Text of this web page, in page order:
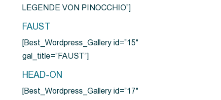
LEGENDE VON PINOCCHIO”]
FAUST
[Best_Wordpress_Gallery id=”15″
gal_title=”FAUST”]
HEAD-ON
[Best_Wordpress_Gallery id=”17″